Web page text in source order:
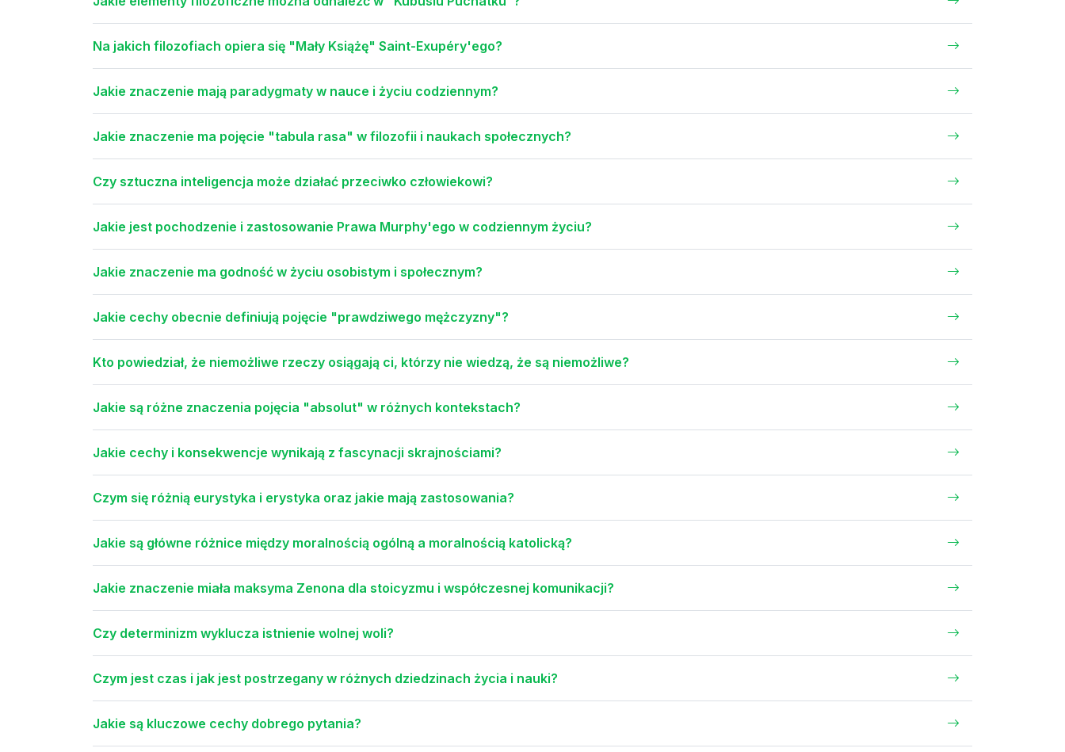
Na jakich filozofiach opiera się "Mały Książę" Saint-Exupéry'ego?
Jakie znaczenie mają paradygmaty w nauce i życiu codziennym?
Jakie znaczenie ma pojęcie "tabula rasa" w filozofii i naukach społecznych?
Czy sztuczna inteligencja może działać przeciwko człowiekowi?
Jakie jest pochodzenie i zastosowanie Prawa Murphy'ego w codziennym życiu?
Jakie znaczenie ma godność w życiu osobistym i społecznym?
Jakie cechy obecnie definiują pojęcie "prawdziwego mężczyzny"?
Kto powiedział, że niemożliwe rzeczy osiągają ci, którzy nie wiedzą, że są niemożliwe?
Jakie są różne znaczenia pojęcia "absolut" w różnych kontekstach?
Jakie cechy i konsekwencje wynikają z fascynacji skrajnościami?
Czym się różnią eurystyka i erystyka oraz jakie mają zastosowania?
Jakie są główne różnice między moralnością ogólną a moralnością katolicką?
Jakie znaczenie miała maksyma Zenona dla stoicyzmu i współczesnej komunikacji?
Czy determinizm wyklucza istnienie wolnej woli?
Czym jest czas i jak jest postrzegany w różnych dziedzinach życia i nauki?
Jakie są kluczowe cechy dobrego pytania?